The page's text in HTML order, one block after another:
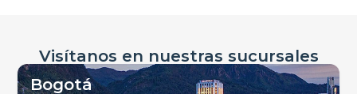
Visítanos en nuestras sucursales
Bogotá